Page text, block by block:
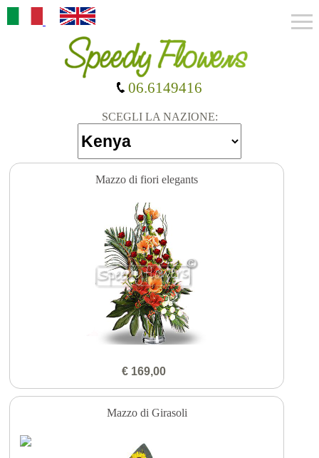
SCEGLI LA NAZIONE:
06.6149416
Mazzo di fiori elegants
€ 169,00
Mazzo di Girasoli